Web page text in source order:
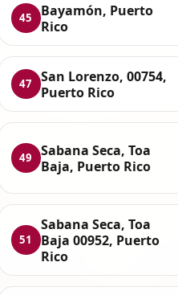
45
Bayamón, Puerto
Rico
47
San Lorenzo, 00754,
Puerto Rico
49
Sabana Seca, Toa
Baja, Puerto Rico
51
Sabana Seca, Toa
Baja 00952, Puerto
Rico